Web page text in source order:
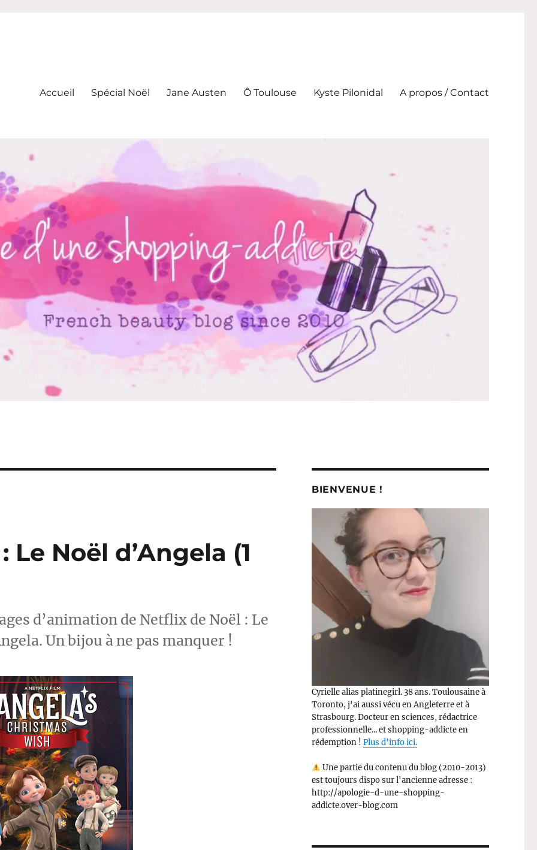
Accueil Spécial Noël Jane Austen Ô Toulouse Kyste Pilonidal A propos / Contact
Le Noël d’Angela (1
d’animation de Netflix de Noël : Le
Un bijou à ne pas manquer !
BIENVENUE !
Cyrielle alias platinegirl. 38 ans. Toulousaine à
Toronto, j'ai aussi vécu en Angleterre et à
Strasbourg. Docteur en sciences, rédactrice
professionnelle... et shopping-addicte en
rédemption ! Plus d'info ici.
Une partie du contenu du blog (2010-2013)
est toujours dispo sur l'ancienne adresse :
http://apologie-d-une-shopping-
addicte.over-blog.com